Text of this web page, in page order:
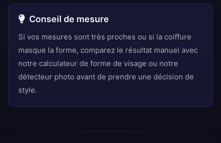
Conseil de mesure
Si vos mesures sont très proches ou si la coiffure
masque la forme, comparez le résultat manuel avec
notre calculateur de forme de visage ou notre
détecteur photo avant de prendre une décision de
style.